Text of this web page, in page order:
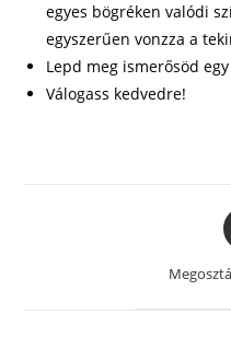
egyes bögréken valódi
egyszerűen vonzza a
Lepd meg ismerősöd
Válogass kedvedre!
in
a